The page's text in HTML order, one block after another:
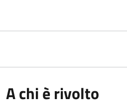
A chi è rivolto